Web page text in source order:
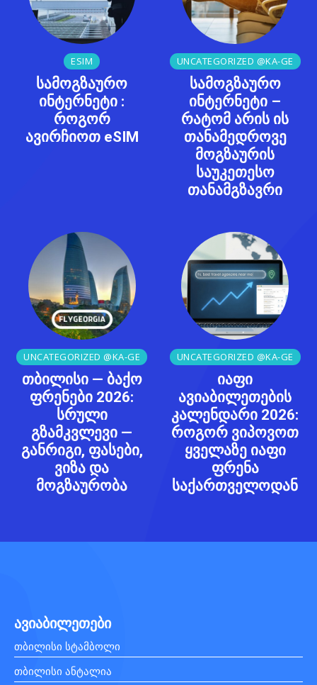
ESIM
სამოგზაურო
ინტერნეტი :
როგორ
ავირჩიოთ eSIM
UNCATEGORIZED @KA-GE
სამოგზაურო
ინტერნეტი –
რატომ არის ის
თანამედროვე
მოგზაურის
საუკეთესო
თანამგზავრი
UNCATEGORIZED @KA-GE
თბილისი — ბაქო
ფრენები 2026:
სრული
გზამკვლევი —
განრიგი, ფასები,
ვიზა და
მოგზაურობა
UNCATEGORIZED @KA-GE
იაფი
ავიაბილეთების
კალენდარი 2026:
როგორ ვიპოვოთ
ყველაზე იაფი
ფრენა
საქართველოდან
ავიაბილეთები
თბილისი სტამბოლი
თბილისი ანტალია